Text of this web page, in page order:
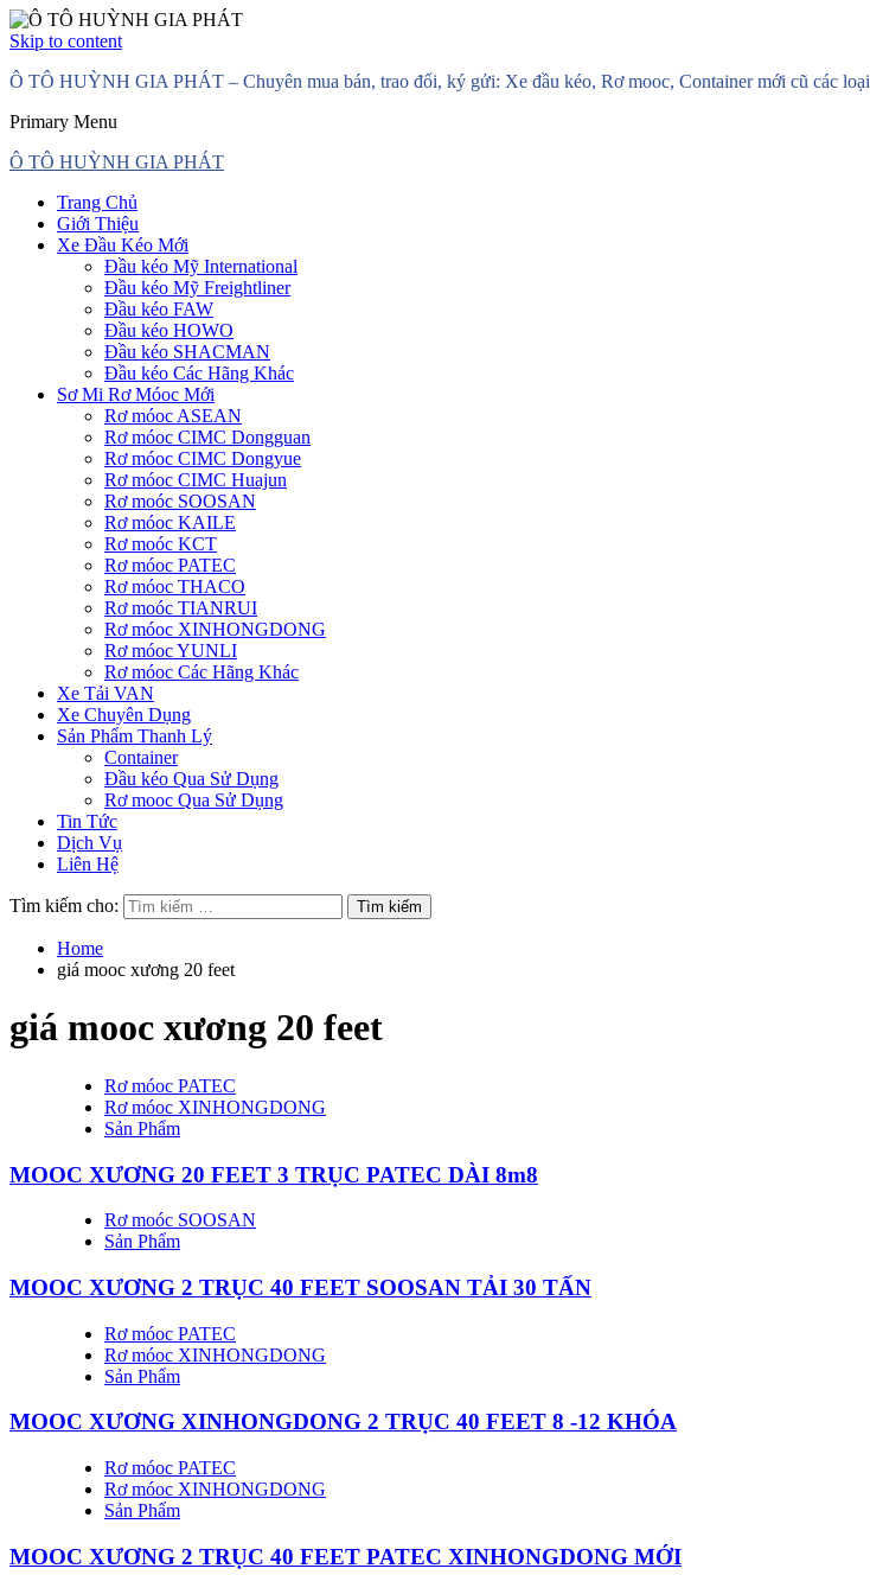
Skip to content
Ô TÔ HUỲNH GIA PHÁT – Chuyên mua bán, trao đổi, ký gửi: Xe đầu kéo, Rơ mooc, Container mới cũ các loại
Primary Menu
Ô TÔ HUỲNH GIA PHÁT
Trang Chủ
Giới Thiệu
Xe Đầu Kéo Mới
Đầu kéo Mỹ International
Đầu kéo Mỹ Freightliner
Đầu kéo FAW
Đầu kéo HOWO
Đầu kéo SHACMAN
Đầu kéo Các Hãng Khác
Sơ Mi Rơ Móoc Mới
Rơ móoc ASEAN
Rơ móoc CIMC Dongguan
Rơ móoc CIMC Dongyue
Rơ móoc CIMC Huajun
Rơ moóc SOOSAN
Rơ móoc KAILE
Rơ moóc KCT
Rơ móoc PATEC
Rơ móoc THACO
Rơ moóc TIANRUI
Rơ móoc XINHONGDONG
Rơ móoc YUNLI
Rơ móoc Các Hãng Khác
Xe Tải VAN
Xe Chuyên Dụng
Sản Phẩm Thanh Lý
Container
Đầu kéo Qua Sử Dụng
Rơ mooc Qua Sử Dụng
Tin Tức
Dịch Vụ
Liên Hệ
Tìm kiếm cho:
Home
giá mooc xương 20 feet
giá mooc xương 20 feet
Rơ móoc PATEC
Rơ móoc XINHONGDONG
Sản Phẩm
MOOC XƯƠNG 20 FEET 3 TRỤC PATEC DÀI 8m8
Rơ moóc SOOSAN
Sản Phẩm
MOOC XƯƠNG 2 TRỤC 40 FEET SOOSAN TẢI 30 TẤN
Rơ móoc PATEC
Rơ móoc XINHONGDONG
Sản Phẩm
MOOC XƯƠNG XINHONGDONG 2 TRỤC 40 FEET 8 -12 KHÓA
Rơ móoc PATEC
Rơ móoc XINHONGDONG
Sản Phẩm
MOOC XƯƠNG 2 TRỤC 40 FEET PATEC XINHONGDONG MỚI